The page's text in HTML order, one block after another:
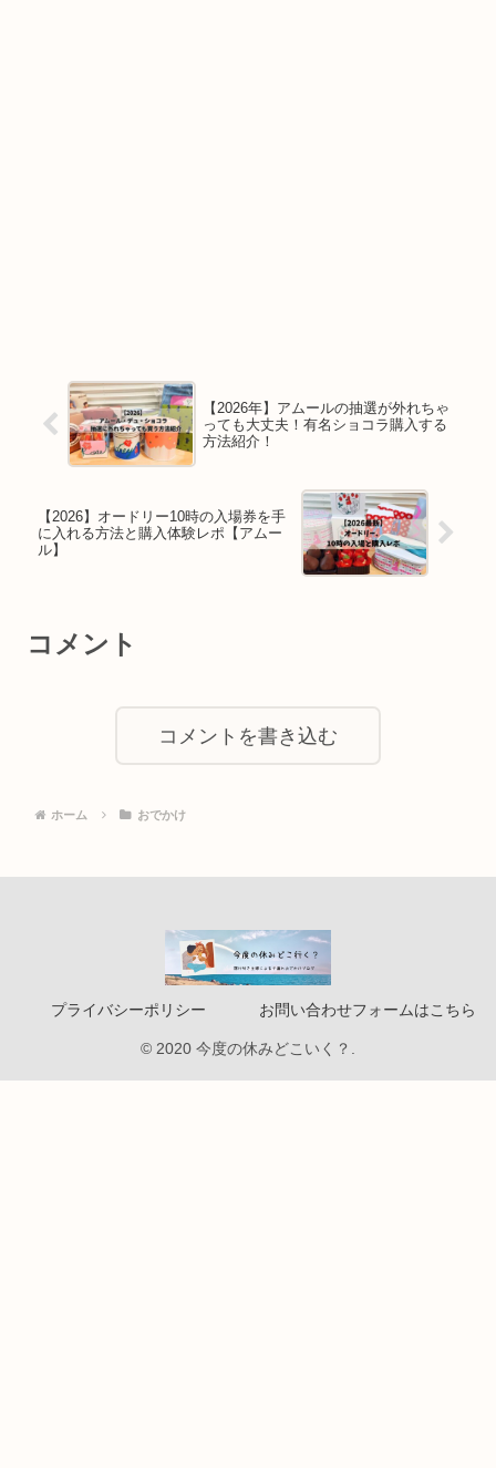
【2026年】アムールの抽選が外れちゃ
っても大丈夫！有名ショコラ購入する
方法紹介！
【2026】オードリー10時の入場券を手
に入れる方法と購入体験レポ【アムー
ル】
コメント
コメントを書き込む
ホーム おでかけ
プライバシーポリシー お問い合わせフォームはこちら
© 2020 今度の休みどこいく？.